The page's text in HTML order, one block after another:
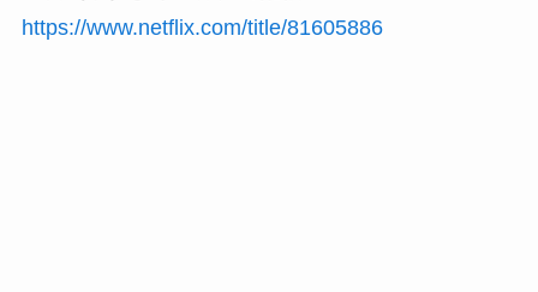
https://www.netflix.com/title/81605886